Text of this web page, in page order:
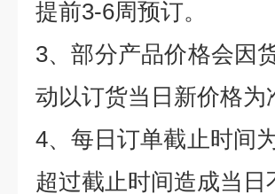
提前3-6周预订。
3、部分产品价格会因
动以订货当日新价格为
4、每日订单截止时间
超过截止时间造成当